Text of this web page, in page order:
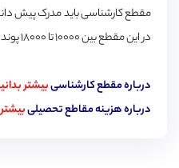
مقطع کارشناسی باید مدرک پیش
در این مقطع بین ۱۰۰۰۰ تا ۱۸۰۰۰ پوند می باشد.
درباره مقطع کارشناسیبیشتر
درباره هزینه مقاطع تحصیلی